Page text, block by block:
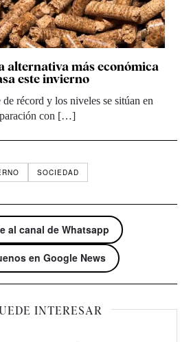
alternativa más económica
este invierno
récord y los niveles se sitúan en
con […]
SOCIEDAD
al canal de Whatsapp
en Google News
INTERESAR